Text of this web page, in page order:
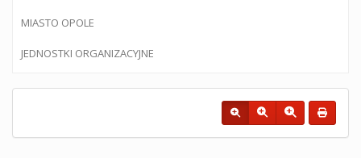
MIASTO OPOLE
JEDNOSTKI ORGANIZACYJNE